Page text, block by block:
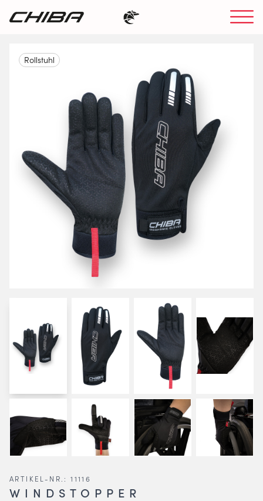
Rollstuhl
ARTIKEL-NR.: 11116
WINDSTOPPER